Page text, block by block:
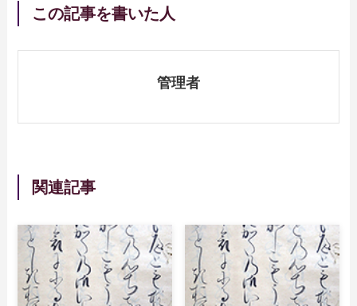
この記事を書いた人
管理者
関連記事